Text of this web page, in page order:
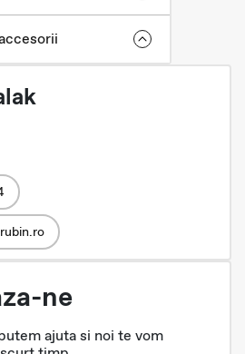
ne
ajuta si noi te vom